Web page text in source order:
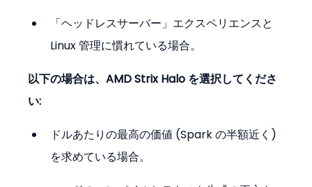
「ヘッドレスサーバー」エクスペリエンスと
Linux 管理に慣れている場合。
以下の場合は、AMD Strix Halo を選択してくださ
い:
ドルあたりの最高の価値 (Spark の半額近く)
を求めている場合。